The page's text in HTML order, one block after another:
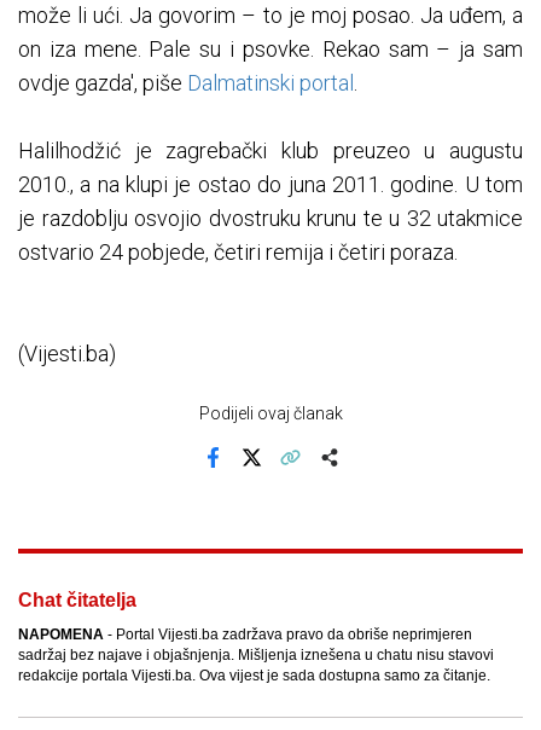
može li ući. Ja govorim – to je moj posao. Ja uđem, a
on iza mene. Pale su i psovke. Rekao sam – ja sam
ovdje gazda', piše Dalmatinski portal .
Halilhodžić je zagrebački klub preuzeo u augustu
2010., a na klupi je ostao do juna 2011. godine. U tom
je razdoblju osvojio dvostruku krunu te u 32 utakmice
ostvario 24 pobjede, četiri remija i četiri poraza.
(Vijesti.ba)
Podijeli ovaj članak
Chat čitatelja
NAPOMENA - Portal Vijesti.ba zadržava pravo da obriše neprimjeren
sadržaj bez najave i objašnjenja. Mišljenja iznešena u chatu nisu stavovi
redakcije portala Vijesti.ba. Ova vijest je sada dostupna samo za čitanje.